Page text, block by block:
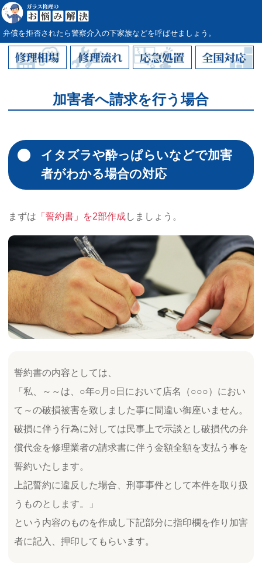
弁償を拒否されたら警察介入の下家族などを呼ばせましょう。
加害者へ請求を行う場合
イタズラや酔っぱらいなどで加害
者がわかる場合の対応
まずは 「誓約書」を2部作成しましょう。
誓約書の内容としては、
「私、～～は、○年○月○日において店名（○○○）におい
て～の破損被害を致しました事に間違い御座いません。
破損に伴う行為に対しては民事上で示談とし破損代の弁
償代金を修理業者の請求書に伴う金額全額を支払う事を
誓約いたします。
上記誓約に違反した場合、刑事事件として本件を取り扱
うものとします。」
という内容のものを作成し下記部分に指印欄を作り加害
者に記入、押印してもらいます。